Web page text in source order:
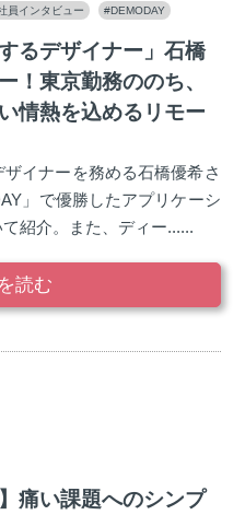
員インタビュー #DEMODAY
るデザイナー」石橋
！東京勤務ののち、
情熱を込めるリモー
イナーを務める石橋優希さ
」で優勝したアプリケーシ
紹介。また、ディー......
読む
痛い課題へのシンプ